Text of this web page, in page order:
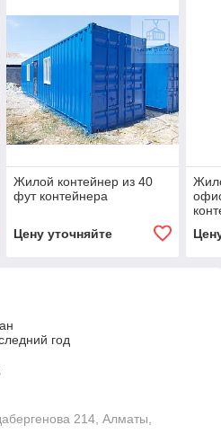
Жилой контейнер из 40
фут контейнера
Цену уточняйте
год
214, Алматы,